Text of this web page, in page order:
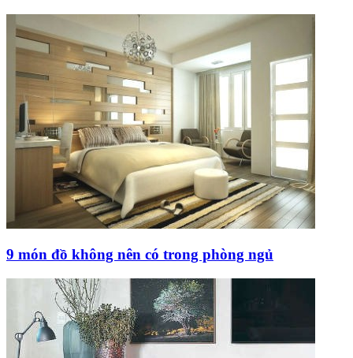
9 món đồ không nên có trong phòng ngủ